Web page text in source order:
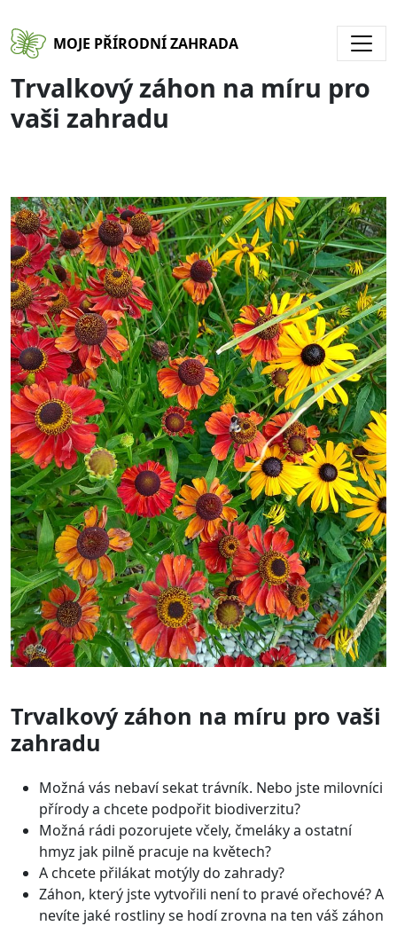
MOJE PŘÍRODNÍ ZAHRADA
Trvalkový záhon na míru pro
vaši zahradu
Trvalkový záhon na míru pro vaši
zahradu
Možná vás nebaví sekat trávník. Nebo jste milovníci
přírody a chcete podpořit biodiverzitu?
Možná rádi pozorujete včely, čmeláky a ostatní
hmyz jak pilně pracuje na květech?
A chcete přilákat motýly do zahrady?
Záhon, který jste vytvořili není to pravé ořechové? A
nevíte jaké rostliny se hodí zrovna na ten váš záhon